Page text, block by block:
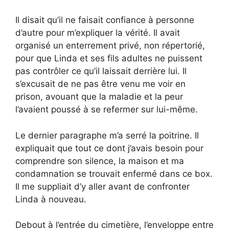
Il disait qu’il ne faisait confiance à personne
d’autre pour m’expliquer la vérité. Il avait
organisé un enterrement privé, non répertorié,
pour que Linda et ses fils adultes ne puissent
pas contrôler ce qu’il laissait derrière lui. Il
s’excusait de ne pas être venu me voir en
prison, avouant que la maladie et la peur
l’avaient poussé à se refermer sur lui-même.
Le dernier paragraphe m’a serré la poitrine. Il
expliquait que tout ce dont j’avais besoin pour
comprendre son silence, la maison et ma
condamnation se trouvait enfermé dans ce box.
Il me suppliait d’y aller avant de confronter
Linda à nouveau.
Debout à l’entrée du cimetière, l’enveloppe entre